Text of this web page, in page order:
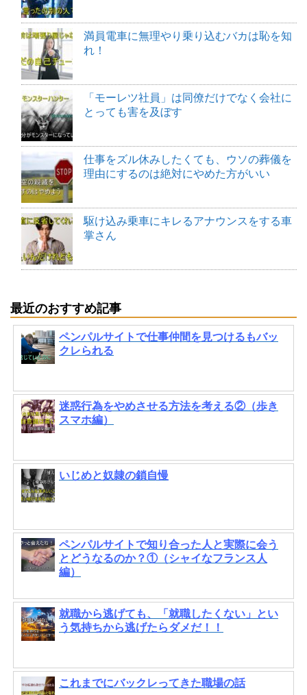
満員電車に無理やり乗り込むバカは恥を知
れ！
「モーレツ社員」は同僚だけでなく会社に
とっても害を及ぼす
仕事をズル休みしたくても、ウソの葬儀を
理由にするのは絶対にやめた方がいい
駆け込み乗車にキレるアナウンスをする車
掌さん
最近のおすすめ記事
ペンパルサイトで仕事仲間を見つけるもバッ
クレられる
迷惑行為をやめさせる方法を考える②（歩き
スマホ編）
いじめと奴隷の鎖自慢
ペンパルサイトで知り合った人と実際に会う
とどうなるのか？①（シャイなフランス人
編）
就職から逃げても、「就職したくない」とい
う気持ちから逃げたらダメだ！！
これまでにバックレってきた職場の話